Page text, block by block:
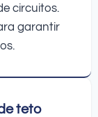
circuitos.
garantir
teto